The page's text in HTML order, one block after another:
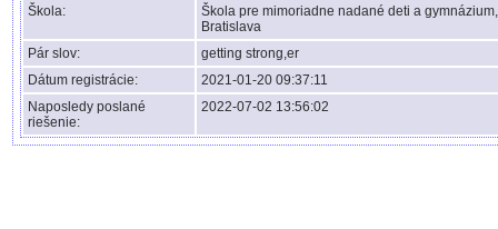
Škola:
Škola pre mimoriadne nadané deti a
Bratislava
Pár slov:
getting strong,er
Dátum registrácie:
2021-01-20 09:37:11
Naposledy poslané
riešenie:
2022-07-02 13:56:02